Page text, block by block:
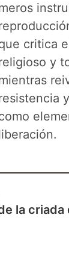
critica
y
la